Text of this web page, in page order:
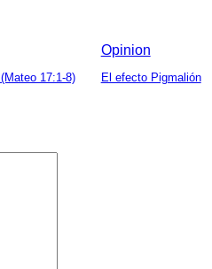
17:1-8)
Opinion
El efecto Pigmalión